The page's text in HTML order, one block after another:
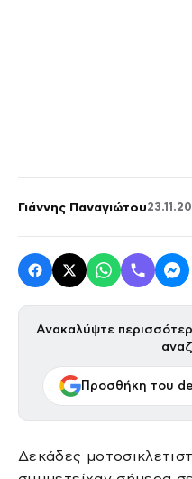
Γιάννης Παναγιώτου
Ανακαλύψτε
Προσθήκη του
Δεκάδες